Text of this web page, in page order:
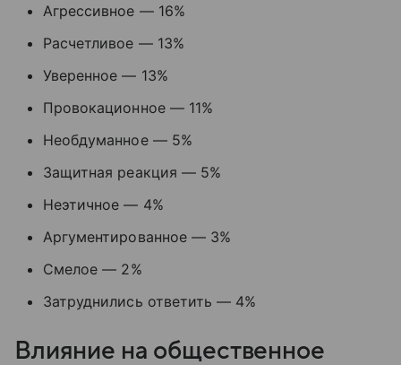
Агрессивное —16%
Расчетливое —13%
Уверенное— 13%
Провокационное —11%
Необдуманное —5%
Защитная реакция —5%
Неэтичное— 4%
Аргументированное —3%
Смелое— 2%
Затруднились ответить— 4%
Влияние на общественное